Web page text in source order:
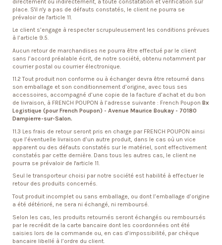
place. S'il n'y a pas de défauts constatés, le client ne pourra se
prévaloir de l'article 11.
Le client s’engage à respecter scrupuleusement les conditions prévues
à l’article 9.5.
Aucun retour de marchandises ne pourra être effectué par le client
sans l’accord préalable écrit, de notre société, obtenu notamment par
courrier postal ou courrier électronique.
11.2 Tout produit non conforme ou à échanger devra être retourné dans
son emballage et son conditionnement d’origine, avec tous ses
accessoires, accompagné d’une copie de la facture d’achat et du bon
de livraison, à FRENCH POUPON à l’adresse suivante : French Poupon Bx
Logistique (pour French Poupon) - Avenue Maurice Boukay - 70180
Dampierre-sur-Salon.
11.3 Les frais de retour seront pris en charge par FRENCH POUPON ainsi
que l’éventuelle livraison d’un autre produit, dans le cas où un vice
apparent ou des défauts constatés sur le matériel, sont effectivement
constatés par cette dernière. Dans tous les autres cas, le client ne
pourra se prévaloir de l'article 11.
Seul le transporteur choisi par notre société est habilité à effectuer le
retour des produits concernés.
Tout produit incomplet ou sans emballage, ou dont l’emballage d’origine
a été détérioré, ne sera ni échangé, ni remboursé.
Selon les cas, les produits retournés seront échangés ou remboursés
par le recrédit de la carte bancaire dont les coordonnées ont été
saisies lors de la commande ou, en cas d’impossibilité, par chèque
bancaire libellé à l’ordre du client.